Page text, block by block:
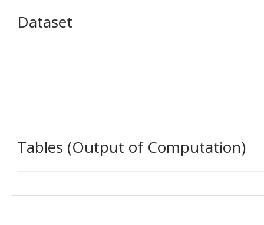
Dataset
Tables (Output of Computation)